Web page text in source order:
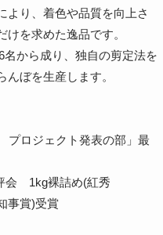
より、着色や品質を向上さ
を求めた逸品です。
名から成り、独自の剪定法を
ぼを生産します。
ロジェクト発表の部」最
会 1kg裸詰め(紅秀
事賞)受賞